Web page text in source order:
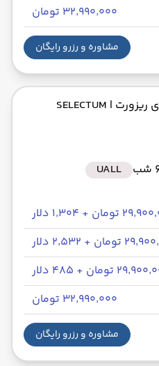
۳۲٬۹۹۰٬۰۰۰ تومان
مشاوره و رزرو رایگان
ریزورت | SELECTUM
UALL
تومان + ۱٬۳۰۴ دلار
+ ۲٬۵۳۲ دلار
تومان + ۴۸۵ دلار
۳۲٬۹۹۰٬۰۰۰ تومان
مشاوره و رزرو رایگان